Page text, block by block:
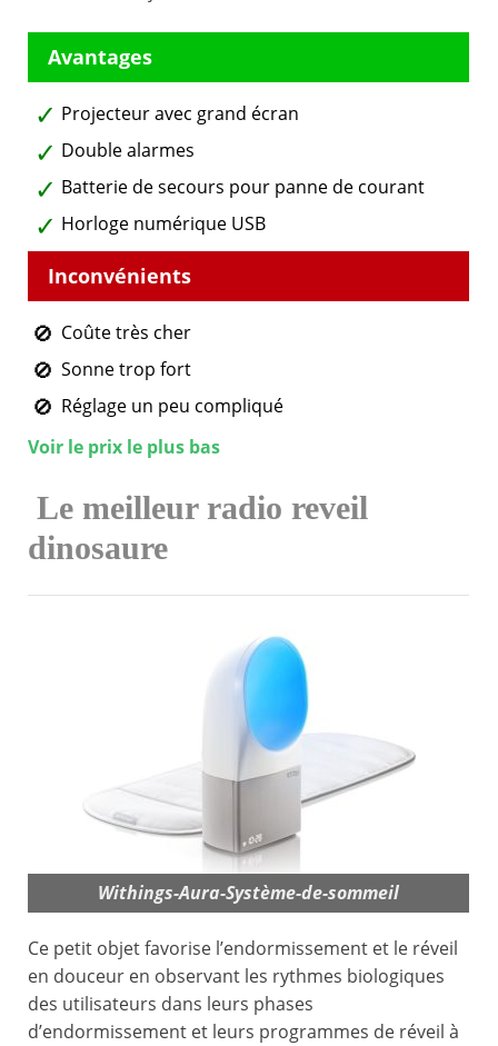
Projecteur avec grand écran
Double alarmes
Batterie de secours pour panne de courant
Horloge numérique USB
Coûte très cher
Sonne trop fort
Réglage un peu compliqué
Voir le prix le plus bas
Le meilleur radio reveil
dinosaure
Withings-Aura-Système-de-sommeil
Ce petit objet favorise l’endormissement et le réveil
en douceur en observant les rythmes biologiques
des utilisateurs dans leurs phases
d’endormissement et leurs programmes de réveil à